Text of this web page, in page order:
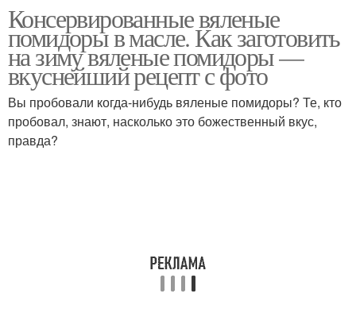
Помидоры в духовке
помидорами
Помидоры от юлии
Помидоры в
электросушилке
Консервированные вяленые
помидоры в масле. Как заготовить
на зиму вяленые помидоры —
вкуснейший рецепт с фото
Вы пробовали когда-нибудь вяленые помидоры? Те, кто
пробовал, знают, насколько это божественный вкус,
правда?